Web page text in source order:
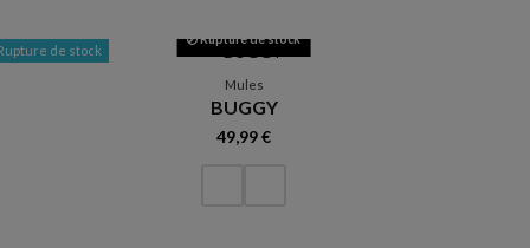
de stock
Rupture de stock
Mules
BUGGY
49,99 €